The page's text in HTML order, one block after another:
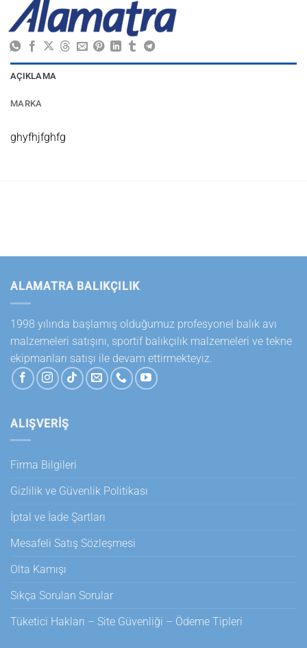
AÇIKLAMA
MARKA
ghyfhjfghfg
ALAMATRA BALIKÇILIK
1998 yılında başlamış olduğumuz profesyonel balık avı
malzemeleri satışını, sportif balıkçılık malzemeleri ve tekne
ekipmanları satışı ile devam ettirmekteyiz.
ALIŞVERİŞ
Firma Bilgileri
Gizlilik ve Güvenlik Politikası
İptal ve İade Şartları
Mesafeli Satış Sözleşmesi
Olta Kamışı
Sıkça Sorulan Sorular
Tüketici Hakları – Site Güvenliği – Ödeme Tipleri